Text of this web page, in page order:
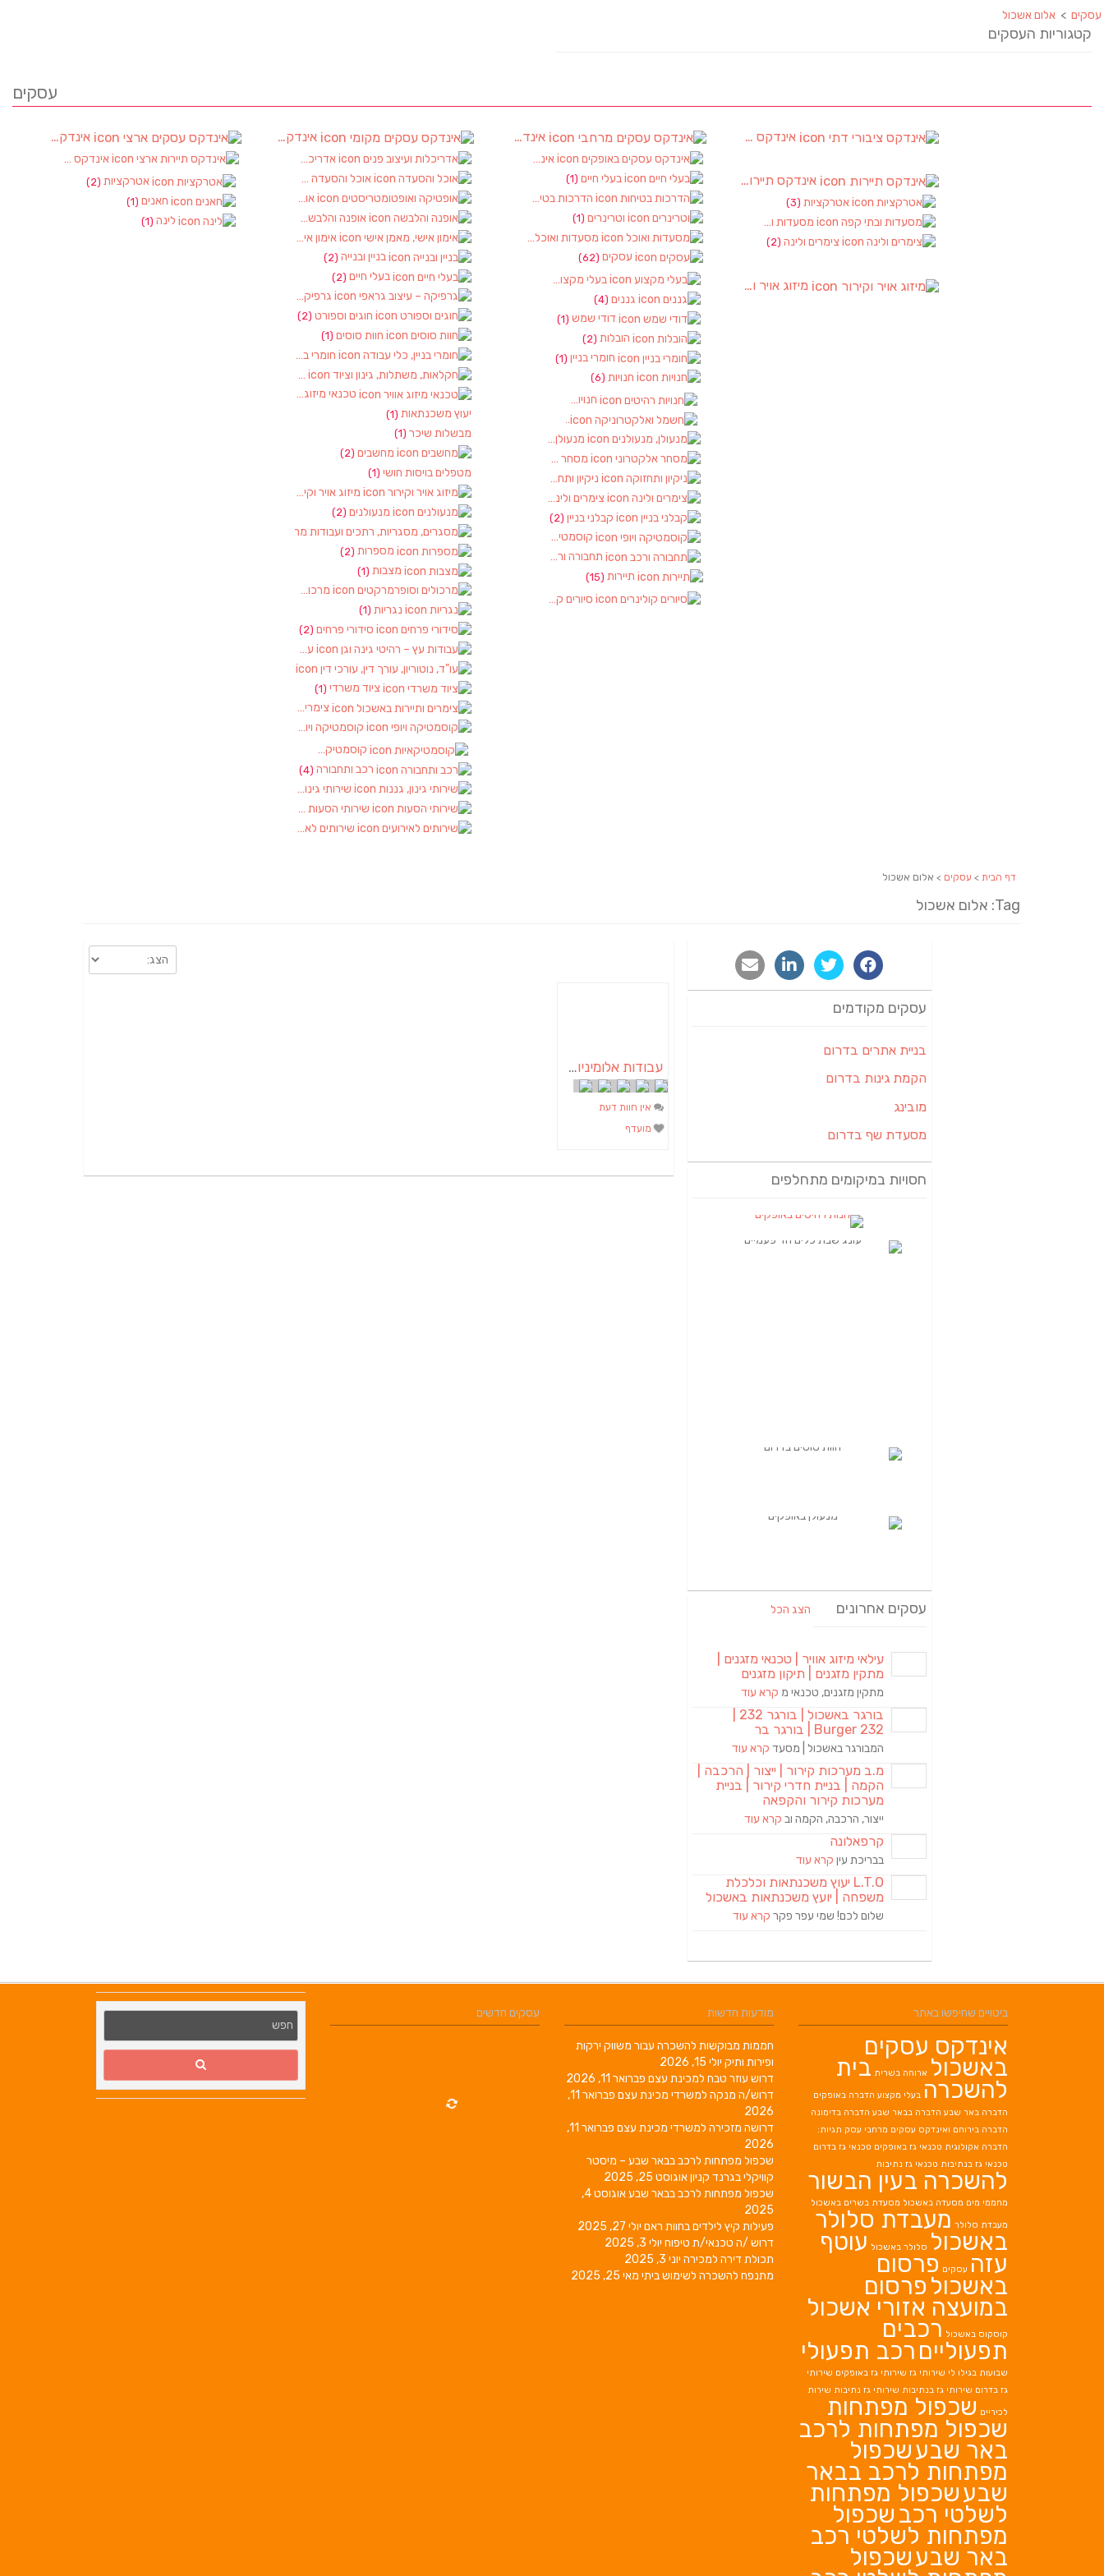
עסקים > אלום אשכול
קטגוריות העסקים
עסקים
אינדקס עסקים ארצי
אינדקס תיירות ארצי
אטרקציות (2)
חאנים (1)
לינה (1)
אינדקס עסקים מקומי (90)
אדריכלות ועיצוב פנים (2)
אוכל והסעדה (17)
אופטיקה ואופטומטריסטים (1)
אופנה והלבשה
אימון אישי, מאמן אישי
בניין ובנייה (2)
בעלי חיים (2)
גרפיקה – עיצוב גראפי
חוגים וספורט (2)
חוות סוסים (1)
חומרי בניין, כלי עבודה
טכנאי מיזוג אוויר
יעוץ משכנתאות (1)
מבשלות שיכר (1)
מחשבים (2)
מטפלים בויסות חושי (1)
מיזוג אויר וקירור
מנעולנים (2)
מספרות (2)
מצבות (1)
מרכולים וסופרמרקטים
נגריות (1)
סידורי פרחים (2)
עבודות עץ – רהיטי גינה וגן
ציוד משרדי (1)
צימרים ותיירות באשכול
קוסמטיקה ויופי
קוסמטיקאיות
רכב ותחבורה (4)
שירותי גינון, גננות
שירותי הסעות (1)
שירותים לאירועים
אינדקס עסקים מרחבי (97)
אינדקס עסקים באופקים (8)
בעלי חיים (1)
הדרכות בטיחות
וטרינרים (1)
מסעדות ואוכל (3)
עסקים (62)
בעלי מקצוע
גננים (4)
דודי שמש (1)
הובלות (2)
חומרי בניין (1)
חנויות (6)
חנויות רהיטים
חשמל ואלקטרוניקה
מנעולן, מנעולנים
מסחר אלקטרוני
ניקיון ותחזוקה
צימרים ולינה
קבלני בניין (2)
קוסמטיקה ויופי
תחבורה ורכב
תיירות (15)
סיורים קולינרים
אינדקס ציבורי דתי (4)
אינדקס תיירות
אטרקציות (3)
מסעדות ובתי קפה
צימרים ולינה (2)
מיזוג אויר וקירור
דף הבית > עסקים > אלום אשכול
Tag: אלום אשכול
עבודות אלומיניום במועצה אזורית אשכול | בעוטף עזה
אין חוות דעת
מועדף
עסקים מקודמים
בניית אתרים בדרום
הקמת גינות בדרום
מובינג
מסעדת שף בדרום
חסויות במיקומים מתחלפים
עסקים אחרונים הצג הכל
עילאי מיזוג אוויר | טכנאי מזגנים |
מתקין מזגנים | תיקון מזגנים
מתקין מזגנים, טכנאי מ קרא עוד
Burger 232 | בורגר בר
המבורגר באשכול | מסעד קרא עוד
מ.ב מערכות קירור | ייצור | הרכבה |
הקמה | בניית חדרי קירור | בניית
מערכות קירור והקפאה
ייצור, הרכבה, הקמה וב קרא עוד
קרפאלונה
בבריכת עין קרא עוד
L.T.O יעוץ משכנתאות וכלכלת
משפחה | יועץ משכנתאות באשכול
שלום לכם! שמי עפר פקר קרא עוד
עסקים חדשים מודעות חדשות
חממות מבוקשות להשכרה עבור משווק ירקות
ופירות ותיק יולי 15, 2026
דרוש עוזר טבח למכינת עצם פברואר 11, 2026
דרוש/ה מנקה למשרדי מכינת עצם
פברואר 11,
2026
דרושה מזכירה למשרדי מכינת עצם
פברואר 11,
2026
שכפול מפתחות לרכב בבאר שבע – מיסטר
קוויקלי בגרנד קניוןאוגוסט 25, 2025
שכפול מפתחות לרכב בבאר שבע
אוגוסט 4,
2025
פעילות קיץ לילדים בחוות ראם יולי 27, 2025
דרוש /ה טכנאי/ת טיפוח יולי 3, 2025
תכולת דירה למכירה יוני 3, 2025
מתנפח להשכרה לשימוש ביתי מאי 25, 2025
ביטויים שחיפשו באתר
אינדקס עסקים
באשכול ארוחה בשרית בית
להשכרה בעלי מקצוע הדברה באופקים
הדברה באר שבע הדברה בבאר שבע הדברה בדימונה
הדברה בירוחם ואינדקס עסקים מרחבי עסק תגיות:
הדברה אקולוגית טכנאי גז באופקים טכנאי גז בדרום
טכנאי גז בנתיבות טכנאי גז נתיבות
להשכרה בעין הבשור
מחממי מים מסעדה באשכול מסעדת בשרים באשכול
מעבדת סלולר מעבדת סלולר
באשכול סלולר באשכול עוטף
עזה עסקים פרסום
באשכול פרסום
במועצה אזורי אשכול
קוסקוס באשכול רכבים
תפעוליים רכב תפעולי
שבועות בגילו לי שירותי גז שירותי גז באופקים שירותי
גז בדרום שירותי גז בנתיבות שירותי גז נתיבות שירות
לכיריים שכפול מפתחות
שכפול מפתחות לרכב
באר שבעשכפול
מפתחות לרכב בבאר
שבעשכפול מפתחות
לשלטי רכב שכפול
מפתחות לשלטי רכב
באר שבעשכפול